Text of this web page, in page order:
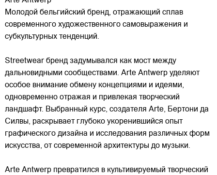
Молодой бельгийский бренд, отражающий сплав
современного художественного самовыражения и
субкультурных тенденций.
Streetwear бренд задумывался как мост между
дальновидными сообществами. Arte Antwerp уделяют
особое внимание обмену концепциями и идеями,
одновременно отражая и привлекая творческий
ландшафт. Выбранный курс, создателя Arte, Бертони да
Силвы, раскрывает глубоко укоренившийся опыт
графического дизайна и исследования различных форм
искусства, от современной архитектуры до музыки.
Arte Antwerp превратился в культивируемый творческий